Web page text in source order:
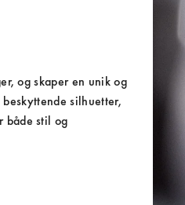
og skaper en unik og
silhuetter,
både stil og